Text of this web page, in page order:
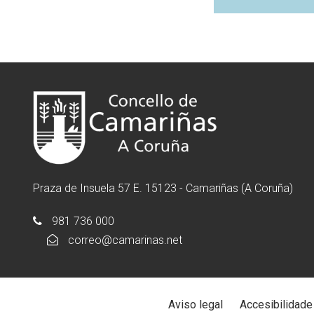
Praza de Insuela 57 E. 15123 - Camariñas (A Coruña)
981 736 000
correo@camarinas.net
Aviso legal Accesibilidade